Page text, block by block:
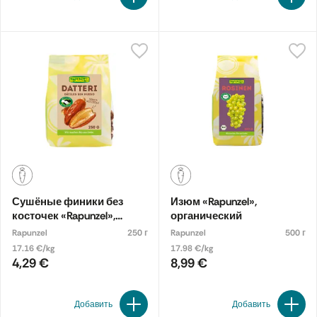
Сушёные финики без
косточек «Rapunzel»,
органические
Rapunzel
250 г
17.16 €/kg
4,29 €
Добавить
Изюм «Rapunzel»,
органический
Rapunzel
500 г
17.98 €/kg
8,99 €
Добавить